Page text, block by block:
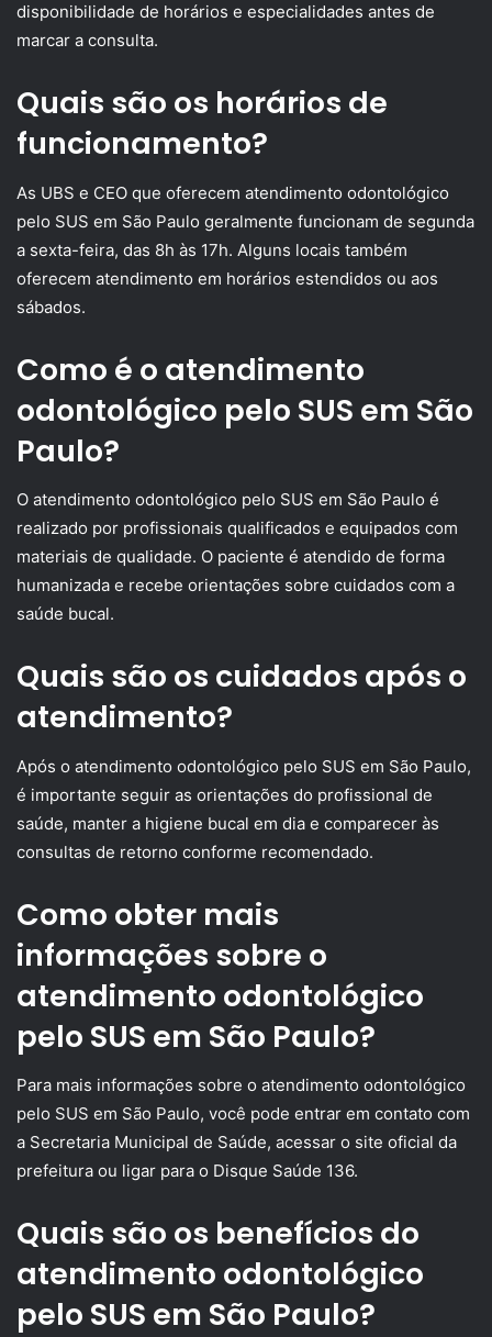
disponibilidade de horários e especialidades antes de
marcar a consulta.
Quais são os horários de
funcionamento?
As UBS e CEO que oferecem atendimento odontológico
pelo SUS em São Paulo geralmente funcionam de segunda
a sexta-feira, das 8h às 17h. Alguns locais também
oferecem atendimento em horários estendidos ou aos
sábados.
Como é o atendimento
odontológico pelo SUS em São
Paulo?
O atendimento odontológico pelo SUS em São Paulo é
realizado por profissionais qualificados e equipados com
materiais de qualidade. O paciente é atendido de forma
humanizada e recebe orientações sobre cuidados com a
saúde bucal.
Quais são os cuidados após o
atendimento?
Após o atendimento odontológico pelo SUS em São Paulo,
é importante seguir as orientações do profissional de
saúde, manter a higiene bucal em dia e comparecer às
consultas de retorno conforme recomendado.
Como obter mais
informações sobre o
atendimento odontológico
pelo SUS em São Paulo?
Para mais informações sobre o atendimento odontológico
pelo SUS em São Paulo, você pode entrar em contato com
a Secretaria Municipal de Saúde, acessar o site oficial da
prefeitura ou ligar para o Disque Saúde 136.
Quais são os benefícios do
atendimento odontológico
pelo SUS em São Paulo?